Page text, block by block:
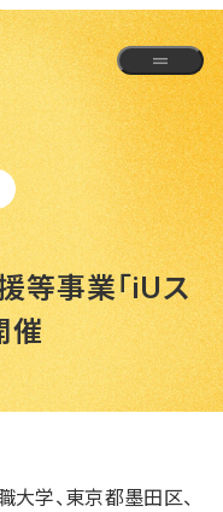
等事業「iUス
催
大学、東京都墨田区、